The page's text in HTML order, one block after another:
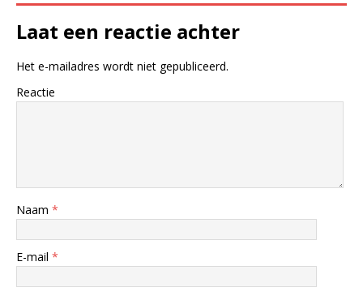
Laat een reactie achter
Het e-mailadres wordt niet gepubliceerd.
Reactie
Naam *
E-mail *